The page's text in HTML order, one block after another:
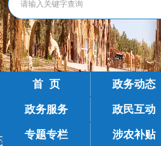
首 页 政务动态
政务服务 政民互动
专题专栏 涉农补贴